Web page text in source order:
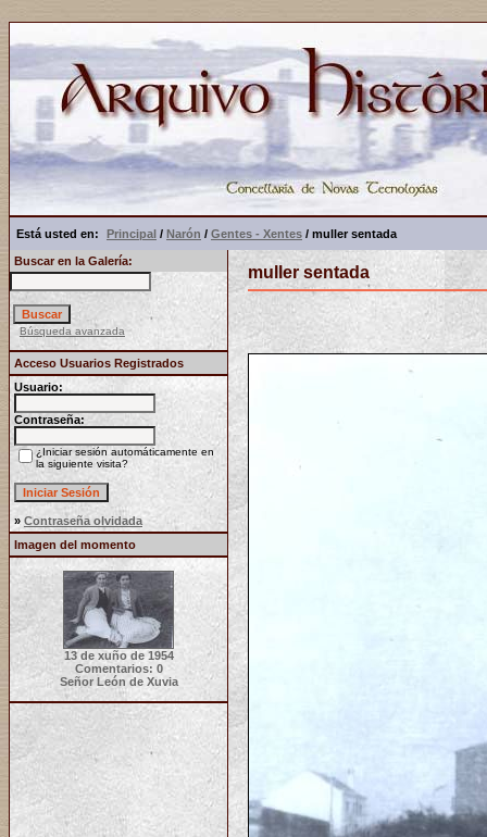
Está usted en: Principal / Narón / Gentes - Xentes / muller sentada
Buscar en la Galería:
Búsqueda avanzada
Acceso Usuarios Registrados
Usuario:
Contraseña:
¿Iniciar sesión automáticamente en
la siguiente visita?
» Contraseña olvidada
Imagen del momento
13 de xuño de 1954
Comentarios: 0
Señor León de Xuvia
muller sentada